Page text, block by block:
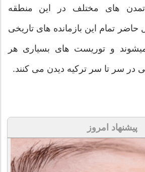
تمدن های مختلف در این منطقه
حاضر تمام این بازمانده های تاریخی
و توریست های بسیاری هر
در سر تا سر ترکیه دیدن می کنند.
پیشنهاد امروز